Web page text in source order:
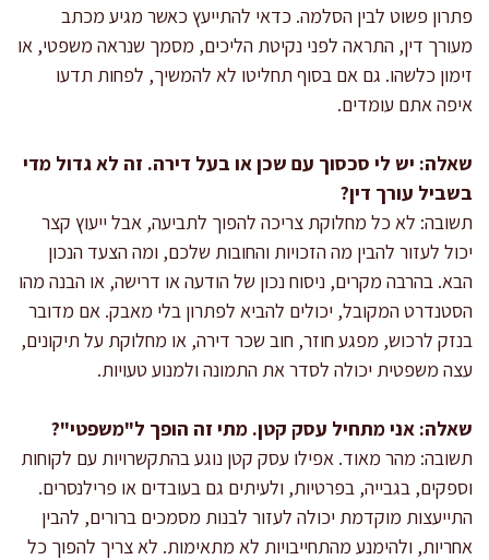
פתרון פשוט לבין הסלמה. כדאי להתייעץ כאשר מגיע מכתב
מעורך דין, התראה לפני נקיטת הליכים, מסמך שנראה משפטי, או
זימון כלשהו. גם אם בסוף תחליטו לא להמשיך, לפחות תדעו
איפה אתם עומדים.
שאלה: יש לי סכסוך עם שכן או בעל דירה. זה לא גדול מדי
בשביל עורך דין?
תשובה: לא כל מחלוקת צריכה להפוך לתביעה, אבל ייעוץ קצר
יכול לעזור להבין מה הזכויות והחובות שלכם, ומה הצעד הנכון
הבא. בהרבה מקרים, ניסוח נכון של הודעה או דרישה, או הבנה מהו
הסטנדרט המקובל, יכולים להביא לפתרון בלי מאבק. אם מדובר
בנזק לרכוש, מפגע חוזר, חוב שכר דירה, או מחלוקת על תיקונים,
עצה משפטית יכולה לסדר את התמונה ולמנוע טעויות.
שאלה: אני מתחיל עסק קטן. מתי זה הופך ל"משפטי"?
תשובה: מהר מאוד. אפילו עסק קטן נוגע בהתקשרויות עם לקוחות
וספקים, בגבייה, בפרטיות, ולעיתים גם בעובדים או פרילנסרים.
התייעצות מוקדמת יכולה לעזור לבנות מסמכים ברורים, להבין
אחריות, ולהימנע מהתחייבויות לא מתאימות. לא צריך להפוך כל